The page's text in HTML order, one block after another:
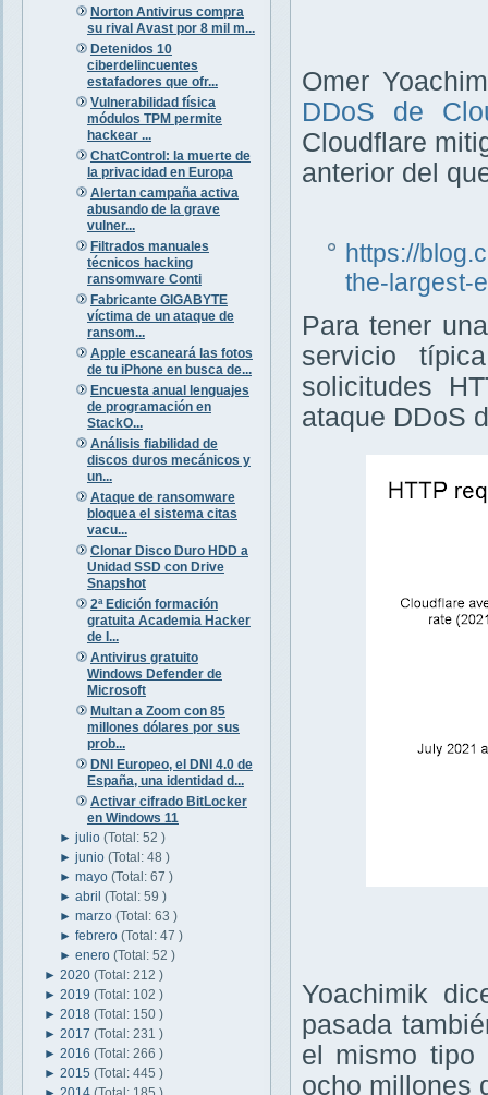
Norton Antivirus compra
su rival Avast por 8 mil m...
Detenidos 10
ciberdelincuentes
estafadores que ofr...
Vulnerabilidad física
módulos TPM permite
hackear ...
ChatControl: la muerte de
la privacidad en Europa
Alertan campaña activa
abusando de la grave
vulner...
Filtrados manuales
técnicos hacking
ransomware Conti
Fabricante GIGABYTE
víctima de un ataque de
ransom...
Apple escaneará las fotos
de tu iPhone en busca de...
Encuesta anual lenguajes
de programación en
StackO...
Análisis fiabilidad de
discos duros mecánicos y
un...
Ataque de ransomware
bloquea el sistema citas
vacu...
Clonar Disco Duro HDD a
Unidad SSD con Drive
Snapshot
2ª Edición formación
gratuita Academia Hacker
de I...
Antivirus gratuito
Windows Defender de
Microsoft
Multan a Zoom con 85
millones dólares por sus
prob...
DNI Europeo, el DNI 4.0 de
España, una identidad d...
Activar cifrado BitLocker
en Windows 11
►julio(Total: 52 )
►junio(Total: 48 )
►mayo(Total: 67 )
►abril(Total: 59 )
►marzo(Total: 63 )
►febrero(Total: 47 )
►enero(Total: 52 )
► 2020 (Total: 212 )
► 2019 (Total: 102 )
► 2018 (Total: 150 )
► 2017 (Total: 231 )
► 2016 (Total: 266 )
► 2015 (Total: 445 )
Omer
DDoS de
Cloudflare
anterior del
https://
the-largest-
Para tener
servicio
solicitudes
ataque DDoS
Yoachimik
pasada
el mismo tipo
ocho millones